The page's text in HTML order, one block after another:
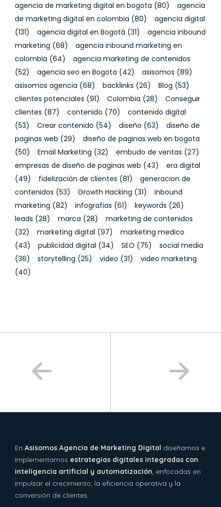
agencia de marketing digital en bogota (80)
agencia
de marketing digital en colombia (80)
agencia digital
(131)
agencia digital en Bogotá (31)
agencia inbound
marketing (68)
agencia inbound marketing en
colombia (64)
agencia marketing de contenidos
(52)
agencia seo en Bogota (42) asisomos (89)
asisomos agencia (68) backlinks (26) Blog (53)
clientes potenciales (91) Colombia (28)
Conseguir
clientes (87) contenido (70)
contenido digital
(53)
Crear contenido (54) diseño (63)
diseño de
paginas web (29)
diseño de paginas web en bogota
(50)
Email Marketing (32) embudo de ventas (27)
empresas de diseño de paginas web (43)
era digital
(49)
fidelización de clientes (81)
generacion de
contenidos (53) Growth Hacking (31)
inbound
marketing (82) infografias (61) keywords (26)
leads (28) marca (28)
marketing de contenidos
(32)
marketing digital (97)
marketing medico
(43)
publicidad digital (34) SEO (75)
social media
(36)
storytelling (25) video (31)
video marketing
(40)
En Asisomos Agencia de Marketing Digital diseñamos e
implementamos estrategias digitales integradas con
inteligencia artificial y automatización, enfocadas en
impulsar el crecimiento, la eficiencia operativa y la
conversión de clientes.